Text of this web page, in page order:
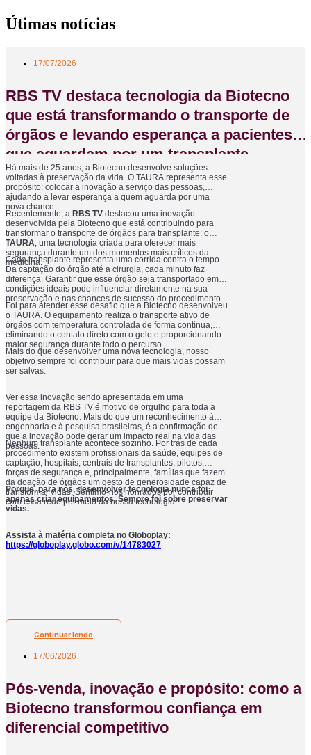
Útimas notícias
17/07/2026
RBS TV destaca tecnologia da Biotecno
que está transformando o transporte de
órgãos e levando esperança a pacientes
que aguardam por um transplante
Há mais de 25 anos, a Biotecno desenvolve soluções
voltadas à preservação da vida. O TAURA representa esse
propósito: colocar a inovação a serviço das pessoas,
ajudando a levar esperança a quem aguarda por uma
nova chance.
Recentemente, a RBS TV destacou uma inovação
desenvolvida pela Biotecno que está contribuindo para
transformar o transporte de órgãos para transplante: o
TAURA, uma tecnologia criada para oferecer mais
segurança durante um dos momentos mais críticos da
medicina.
Cada transplante representa uma corrida contra o tempo.
Da captação do órgão até a cirurgia, cada minuto faz
diferença. Garantir que esse órgão seja transportado em
condições ideais pode influenciar diretamente na sua
preservação e nas chances de sucesso do procedimento.
Foi para atender esse desafio que a Biotecno desenvolveu
o TAURA. O equipamento realiza o transporte ativo de
órgãos com temperatura controlada de forma contínua,
eliminando o contato direto com o gelo e proporcionando
maior segurança durante todo o percurso.
Mais do que desenvolver uma nova tecnologia, nosso
objetivo sempre foi contribuir para que mais vidas possam
ser salvas.
Ver essa inovação sendo apresentada em uma
reportagem da RBS TV é motivo de orgulho para toda a
equipe da Biotecno. Mais do que um reconhecimento à
engenharia e à pesquisa brasileiras, é a confirmação de
que a inovação pode gerar um impacto real na vida das
pessoas.
Nenhum transplante acontece sozinho. Por trás de cada
procedimento existem profissionais da saúde, equipes de
captação, hospitais, centrais de transplantes, pilotos,
forças de segurança e, principalmente, famílias que fazem
da doação de órgãos um gesto de generosidade capaz de
transformar vidas. Sentimo-nos honrados por contribuir
com essa rede por meio da nossa tecnologia.
Porque, para nós, desenvolver tecnologia nunca foi
apenas criar equipamentos. Sempre foi sobre preservar
vidas.
Assista à matéria completa no Globoplay:
https://globoplay.globo.com/v/14783027
Continuar lendo
17/06/2026
Pós-venda, inovação e propósito: como a
Biotecno transformou confiança em
diferencial competitivo